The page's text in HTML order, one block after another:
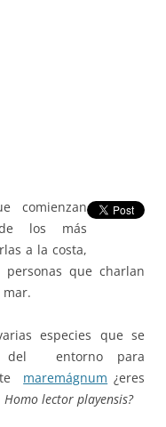
comienzan
los más
a la costa,
que charlan
especies que se
del entorno para
maremágnum ¿eres
Homo lector playensis?